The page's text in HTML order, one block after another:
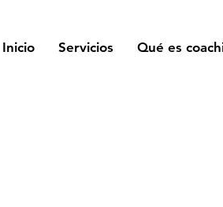
Inicio Servicios Qué es